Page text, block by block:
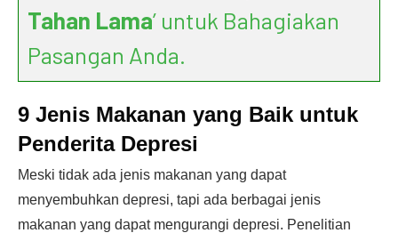
Tahan Lama’ untuk Bahagiakan
Pasangan Anda.
9 Jenis Makanan yang Baik untuk
Penderita Depresi
Meski tidak ada jenis makanan yang dapat
menyembuhkan depresi, tapi ada berbagai jenis
makanan yang dapat mengurangi depresi. Penelitian